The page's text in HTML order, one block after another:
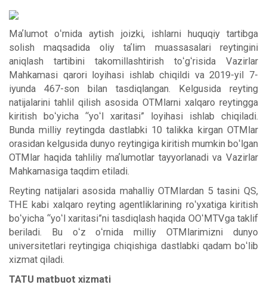
Maʼlumot oʻrnida aytish joizki, ishlarni huquqiy tartibga
solish maqsadida oliy taʼlim muassasalari reytingini
aniqlash tartibini takomillashtirish toʻgʻrisida Vazirlar
Mahkamasi qarori loyihasi ishlab chiqildi va 2019-yil 7-
iyunda 467-son bilan tasdiqlangan. Kelgusida reyting
natijalarini tahlil qilish asosida OTMlarni xalqaro reytingga
kiritish boʻyicha “yoʻl xaritasi” loyihasi ishlab chiqiladi.
Bunda milliy reytingda dastlabki 10 talikka kirgan OTMlar
orasidan kelgusida dunyo reytingiga kiritish mumkin boʻlgan
OTMlar haqida tahliliy maʼlumotlar tayyorlanadi va Vazirlar
Mahkamasiga taqdim etiladi.
Reyting natijalari asosida mahalliy OTMlardan 5 tasini QS,
THE kabi xalqaro reyting agentliklarining roʻyxatiga kiritish
boʻyicha “yoʻl xaritasi”ni tasdiqlash haqida OOʻMTVga taklif
beriladi. Bu oʻz oʻrnida milliy OTMlarimizni dunyo
universitetlari reytingiga chiqishiga dastlabki qadam boʻlib
xizmat qiladi.
TATU matbuot xizmati